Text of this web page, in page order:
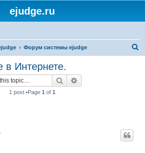
ejudge.ru
Форум системы ejudge
в Интернете.
Search
1 post •Page 1 of 1